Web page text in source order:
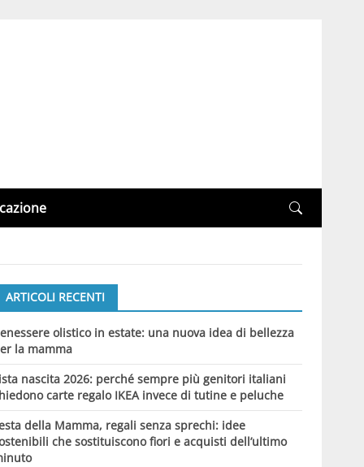
ARTICOLI RECENTI
olistico in estate: una nuova idea di bellezza
la mamma
nascita 2026: perché sempre più genitori italiani
carte regalo IKEA invece di tutine e peluche
della Mamma, regali senza sprechi: idee
che sostituiscono fiori e acquisti dell’ultimo